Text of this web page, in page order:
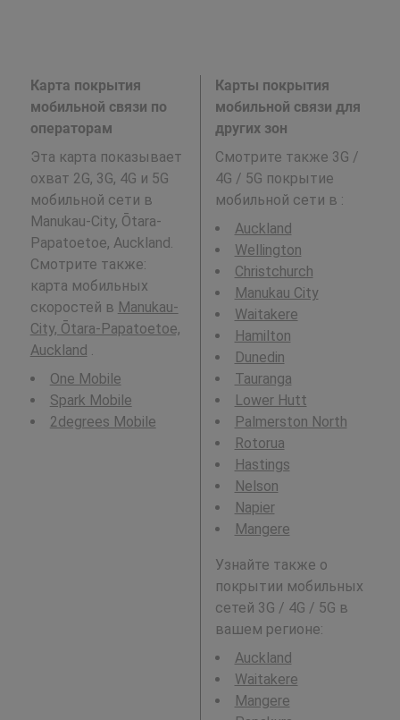
Карта покрытия
мобильной связи по
операторам
Эта карта показывает
охват 2G, 3G, 4G и 5G
мобильной сети в
Manukau-City, Ōtara-
Papatoetoe, Auckland.
Смотрите также:
карта мобильных
скоростей в Manukau-
City, Ōtara-Papatoetoe,
Auckland .
One Mobile
Spark Mobile
2degrees Mobile
Карты покрытия
мобильной связи для
других зон
Смотрите также 3G /
4G / 5G покрытие
мобильной сети в :
Auckland
Wellington
Christchurch
Manukau City
Waitakere
Hamilton
Dunedin
Tauranga
Lower Hutt
Palmerston North
Rotorua
Hastings
Nelson
Napier
Mangere
Узнайте также о
покрытии мобильных
сетей 3G / 4G / 5G в
вашем регионе:
Auckland
Waitakere
Mangere